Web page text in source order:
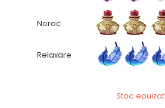
1 - 2 ore
Tematică
Noroc
Relaxare
Stoc epuizat